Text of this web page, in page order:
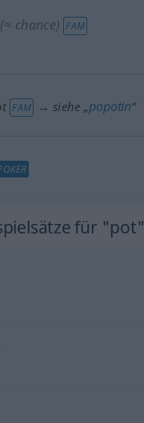
(≈ chance) FAM
FAM → siehe „popotin“
für "pot"